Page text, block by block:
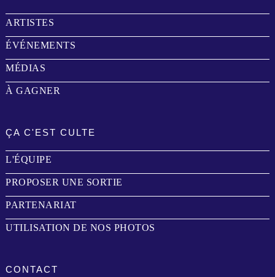
ARTISTES
ÉVÉNEMENTS
MÉDIAS
À GAGNER
ÇA C'EST CULTE
L'ÉQUIPE
PROPOSER UNE SORTIE
PARTENARIAT
UTILISATION DE NOS PHOTOS
CONTACT